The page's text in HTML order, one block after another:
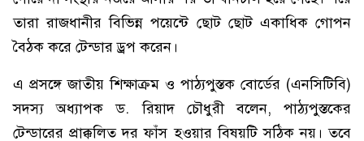
তারা রাজধানীর বিভিন্ন পয়েন্টে ছোট ছোট একাধিক গোপন
বৈঠক করে টেন্ডার ড্রপ করেন।
এ প্রসঙ্গে জাতীয় শিক্ষাক্রম ও পাঠ্যপুস্তক বোর্ডের (এনসিটিবি)
সদস্য অধ্যাপক ড. রিয়াদ চৌধুরী বলেন, পাঠ্যপুস্তকের
টেন্ডারের প্রাক্কলিত দর ফাঁস হওয়ার বিষয়টি সঠিক নয়। তবে